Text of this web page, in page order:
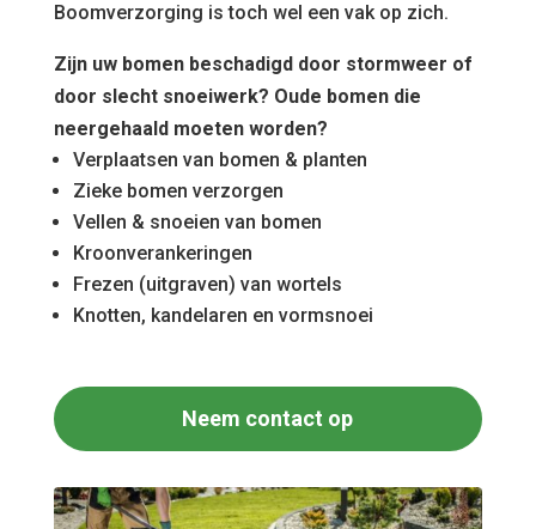
Boomverzorging is toch wel een vak op zich.
Zijn uw bomen beschadigd door stormweer of
door slecht snoeiwerk? Oude bomen die
neergehaald moeten worden?
Verplaatsen van bomen & planten
Zieke bomen verzorgen
Vellen & snoeien van bomen
Kroonverankeringen
Frezen (uitgraven) van wortels
Knotten, kandelaren en vormsnoei
Neem contact op